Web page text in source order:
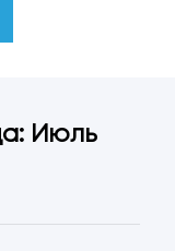
Июль